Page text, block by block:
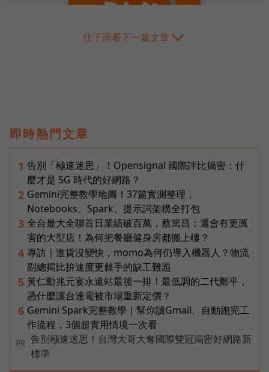
往下滑看下一篇文章
即時熱門文章
1 告別「極速迷思」！Opensignal 國際評比揭密：什
麼才是 5G 時代的好網路？
2 Gemini完整教學地圖！37篇實測整理，
Notebooks、Spark、提示詞架構全打包
3 全台最大全聯首日業績破百萬，蔡篤昌：還會有更厲
害的大型店！為何把餐廳健身房都搬上樓？
4 專訪｜進貨沒變快，momo為何仍導入機器人？物流
副總揭比拚速度更棘手的缺工難題
5 黃仁勳兆元宴永遠站最後一排！最低調的二代鄭平，
憑什麼讓台達電被市場重新定價？
6 Gemini Spark完整教學｜幫你讀Gmail、自動跑完工
作流程，3個超實用情境一次看
PR
告別極速迷思！台灣大哥大奪國際雙冠揭密好網路新
標準